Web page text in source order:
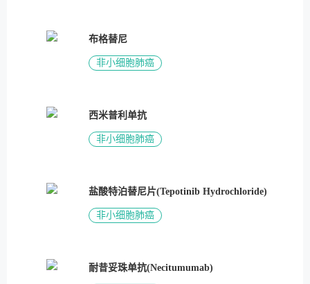
布格替尼
非小细胞肺癌
西米普利单抗
非小细胞肺癌
盐酸特泊替尼片(Tepotinib Hydrochloride)
非小细胞肺癌
耐昔妥珠单抗(Necitumumab)